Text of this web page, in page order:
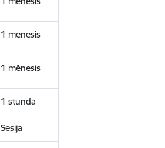
1 mēnesis
1 mēnesis
1 stunda
Sesija